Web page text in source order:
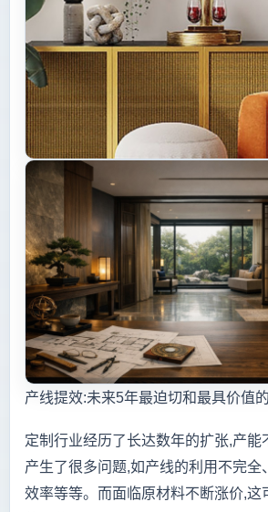
产线提效:未来5年最迫切和最具价值
定制行业经历了长达数年的扩张,产能
产生了很多问题,如产线的利用不完全
效率等等。而面临原材料不断涨价,这